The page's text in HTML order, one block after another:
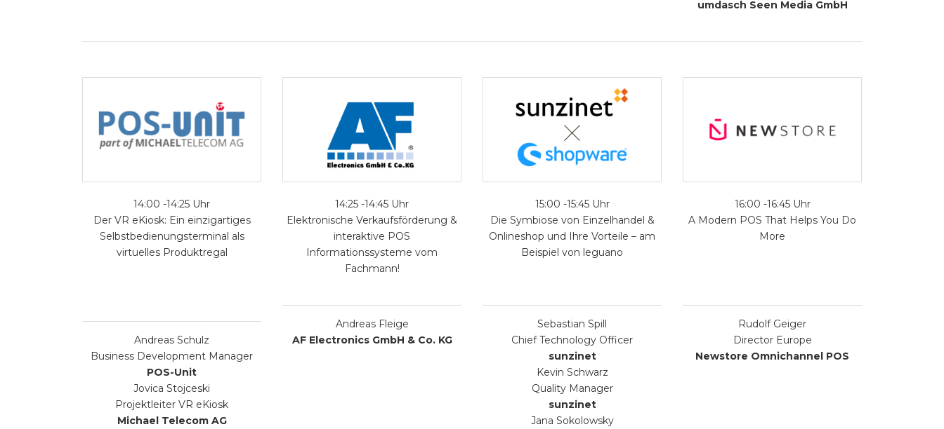
umdasch Seen Media GmbH
14:00 -14:25 Uhr
Der VR eKiosk: Ein einzigartiges
Selbstbedienungsterminal als
virtuelles Produktregal
14:25 -14:45 Uhr
Elektronische Verkaufsförderung &
interaktive POS
Informationssysteme vom
Fachmann!
15:00 -15:45 Uhr
Die Symbiose von Einzelhandel &
Onlineshop und Ihre Vorteile – am
Beispiel von leguano
16:00 -16:45 Uhr
A Modern POS That Helps You Do
More
Andreas Schulz
Business Development Manager
POS-Unit
Jovica Stojceski
Projektleiter VR eKiosk
Michael Telecom AG
Andreas Fleige
AF Electronics GmbH & Co. KG
Sebastian Spill
Chief Technology Officer
sunzinet
Kevin Schwarz
Quality Manager
sunzinet
Jana Sokolowsky
Rudolf Geiger
Director Europe
Newstore Omnichannel POS